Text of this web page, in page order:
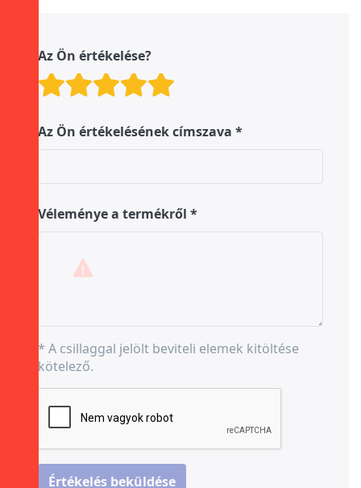
Az Ön értékelése?
Értékelés: 4 a
Értékelés: 3 a
Értékelés: 2 a
Értékelés: 1 a oldalról. 5
Az Ön értékelésének címszava
Véleménye a termékről
* A csillaggal jelölt beviteli elemek kitöltése
kötelező.
Értékelés beküldése